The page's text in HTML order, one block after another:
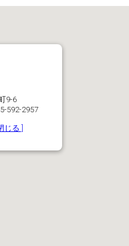
9-6
592-2957
じる ]